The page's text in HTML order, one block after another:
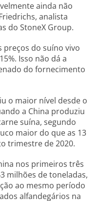
ainda não
analista
do StoneX Group.
preços do suíno vivo
Isso não dá a
do fornecimento
o maior nível desde o
a China produziu
suína, segundo
maior do que as 13
trimestre de 2020.
nos primeiros três
milhões de toneladas,
ao mesmo período
alfandegários na